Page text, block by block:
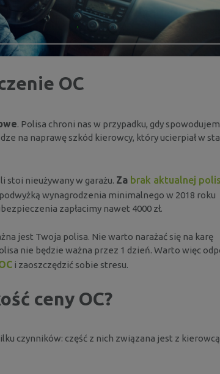
OC
. Polisa chroni nas w przypadku, gdy
na naprawę szkód kierowcy, który ucierpiał w
stoi nieużywany w garażu. Za brak aktualnej
wynagrodzenia minimalnego w 2018 roku
zapłacimy nawet 4000 zł.
jest Twoja polisa. Nie warto narażać się na karę
nie będzie ważna przez 1 dzień. Warto więc
i zaoszczędzić sobie stresu.
ceny OC?
czynników: część z nich związana jest z